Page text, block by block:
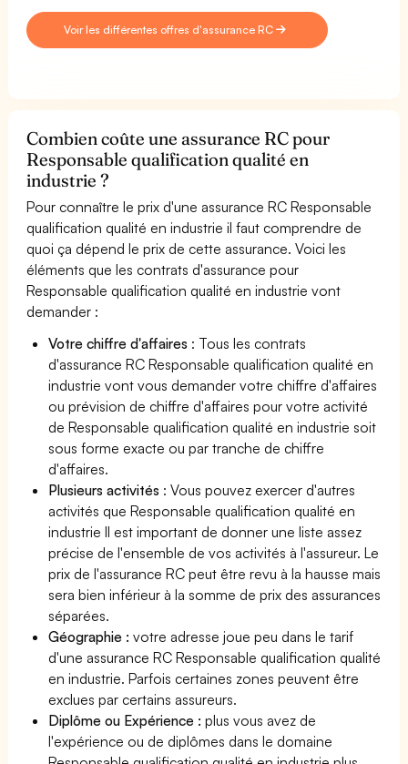
Voir les différentes offres d'assurance RC
Combien coûte une assurance RC pour
Responsable qualification qualité en
industrie ?
Pour connaître le prix d'une assurance RC Responsable
qualification qualité en industrie il faut comprendre de
quoi ça dépend le prix de cette assurance. Voici les
éléments que les contrats d'assurance pour
Responsable qualification qualité en industrie vont
demander :
Votre chiffre d'affaires : Tous les contrats
d'assurance RC Responsable qualification qualité en
industrie vont vous demander votre chiffre d'affaires
ou prévision de chiffre d'affaires pour votre activité
de Responsable qualification qualité en industrie soit
sous forme exacte ou par tranche de chiffre
d'affaires.
Plusieurs activités : Vous pouvez exercer d'autres
activités que Responsable qualification qualité en
industrie Il est important de donner une liste assez
précise de l'ensemble de vos activités à l'assureur. Le
prix de l'assurance RC peut être revu à la hausse mais
sera bien inférieur à la somme de prix des assurances
séparées.
Géographie :votre adresse joue peu dans le tarif
d'une assurance RC Responsable qualification qualité
en industrie. Parfois certaines zones peuvent être
exclues par certains assureurs.
Diplôme ou Expérience :plus vous avez de
l'expérience ou de diplômes dans le domaine